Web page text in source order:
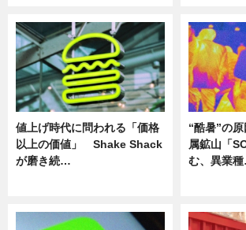
値上げ時代に問われる「価格
以上の価値」 Shake Shack
が磨き続…
“酷暑”の
属鉱山「
む、異業